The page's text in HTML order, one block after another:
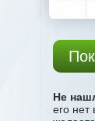
Не
его нет